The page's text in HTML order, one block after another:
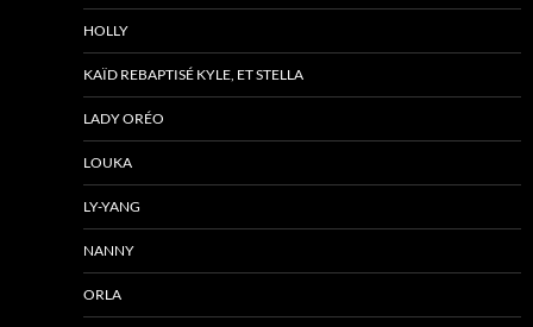
HOLLY
KAÏD REBAPTISÉ KYLE, ET STELLA
LADY ORÉO
LOUKA
LY-YANG
NANNY
ORLA